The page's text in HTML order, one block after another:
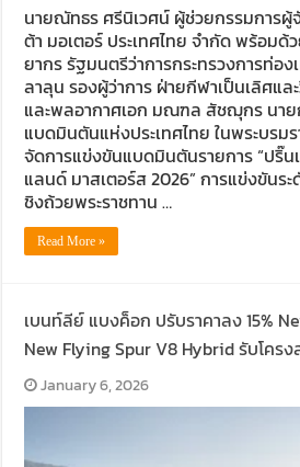
นายณัทธร ศรีนิเวศน์ ผู้ช่วยกรรมการผู้
ต้า มอเตอร์ ประเทศไทย จำกัด พร้อม
ยากร รัฐมนตรีว่าการกระทรวงการท่อ
ลาลุน รองผู้ว่าการ ฝ่ายกีฬาเป็นเลิศแล
และพลอากาศเอก มณฑล สัชฌุกร นา
แบดมินตันแห่งประเทศไทย ในพระบรม
จัดการแข่งขันแบดมินตันรายการ “ปริ๊
แลนด์ มาสเตอร์ส 2026” การแข่งขันร
ชิงถ้วยพระราชทาน …
Read More »
เบนท์ลีย์ แบงค็อก ปรับราคาลง 15%
New Flying Spur V8 Hybrid รับโคร
January 6, 2026